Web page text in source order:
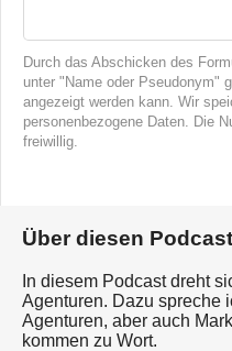
Durch das Abschicken des
unter "Name oder Pseudonym"
angezeigt werden kann. Wir
personenbezogene Daten. Die
freiwillig.
Über diesen Podcast
In diesem Podcast dreht
Agenturen. Dazu spreche
Agenturen, aber auch
kommen zu Wort.